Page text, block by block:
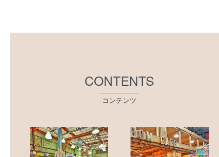
CONTENTS
コンテンツ